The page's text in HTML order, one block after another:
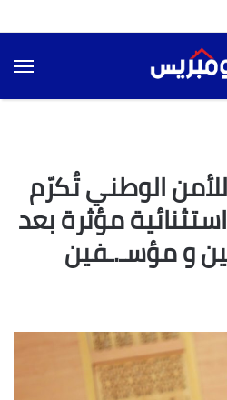
الوطني تُكرّم
مؤثرة بعد
و مؤسـ.ـفين